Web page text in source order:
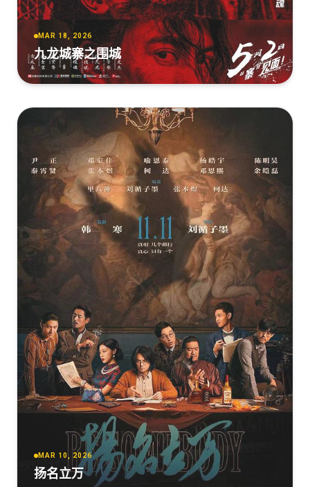
[3.92GB] 复制 下载
还是觉得你最好[国粤多音轨+中文字
幕].Table.for.Six.2022.2160p.WEB-
DL.H265.DDP5.1.2Audio-DreamHD
好
[3.4GB] 复制 下载
还是觉得你最好[60帧率版本][国粤多音轨+粤语配音+中文
字幕].Table.for.Six.2022.2160p.WEB-
DL.60fps.H265.AAC.2Audios-MOMOWEB
[3.39GB] 复制 下载
还是觉得你最好[60帧率版本][国粤多音轨+中文字
幕].Table.for.Six.2022.2160p.WEB-
DL.H265.AAC.2Audio-NUMTV
[3.39GB] 复制 下载
还是觉得你最好[粤语配音+中文字
幕].Table.for.Six.2022.2160p.IQ.WEB-DL.AAC.H265-
ParkHD
[2.67GB] 复制 下载
MAR 18, 2026
九龙城寨之围城
MAR 10, 2026
扬名立万